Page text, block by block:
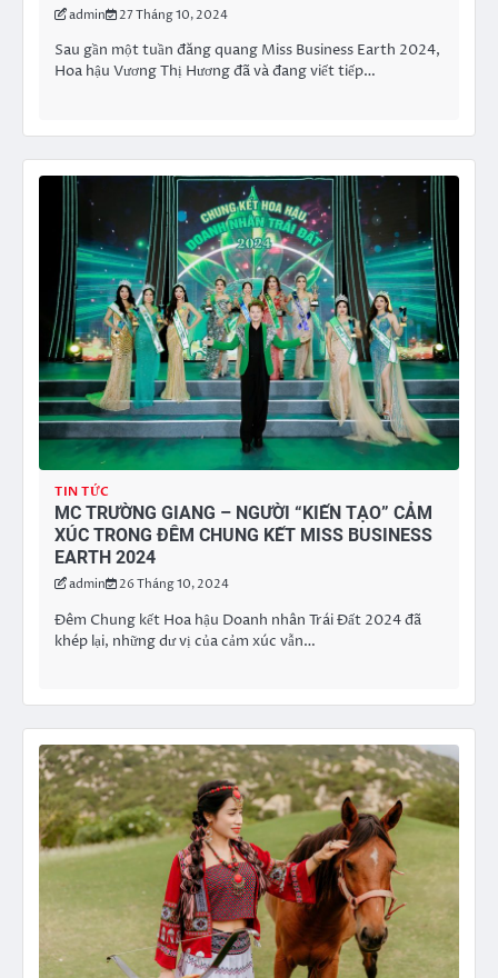
admin 27 Tháng 10, 2024
Sau gần một tuần đăng quang Miss Business Earth 2024,
Hoa hậu Vương Thị Hương đã và đang viết tiếp…
TIN TỨC
MC TRƯỜNG GIANG – NGƯỜI “KIẾN TẠO” CẢM
XÚC TRONG ĐÊM CHUNG KẾT MISS BUSINESS
EARTH 2024
admin 26 Tháng 10, 2024
Đêm Chung kết Hoa hậu Doanh nhân Trái Đất 2024 đã
khép lại, những dư vị của cảm xúc vẫn…